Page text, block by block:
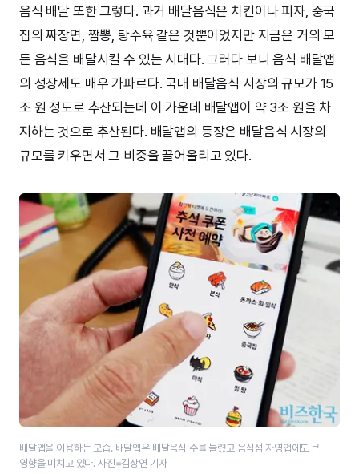
음식 배달 또한 그렇다. 과거 배달음식은 치킨이나 피자, 중국
집의 짜장면, 짬뽕, 탕수육 같은 것뿐이었지만 지금은 거의 모
든 음식을 배달시킬 수 있는 시대다. 그러다 보니 음식 배달앱
의 성장세도 매우 가파르다. 국내 배달음식 시장의 규모가 15
조 원 정도로 추산되는데 이 가운데 배달앱이 약 3조 원을 차
지하는 것으로 추산된다. 배달앱의 등장은 배달음식 시장의
규모를 키우면서 그 비중을 끌어올리고 있다.
배달앱을 이용하는 모습. 배달앱은 배달음식 수를 늘렸고 음식점 자영업에도 큰
영향을 미치고 있다. 사진=김상연 기자